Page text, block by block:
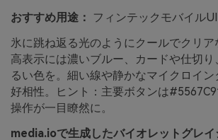
おすすめ用途：
フィンテックモバイルUI
氷に跳ね返る光のようにクールでクリ
高表示には濃いブルー、カードや仕切り
るい色を。細い線や静かなマイクロイ
好相性。ヒント：主要ボタンは
操作が一目瞭然に。
media.ioで生成したバイオレットグレイ